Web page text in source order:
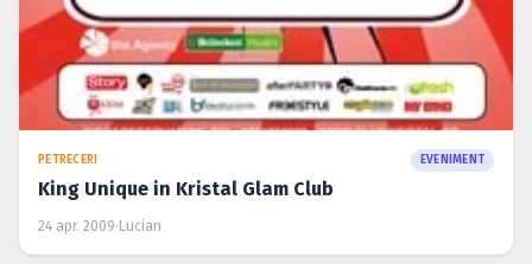
PETRECERI EVENIMENT
King Unique in Kristal Glam Club
24 apr. 2009· Lucian